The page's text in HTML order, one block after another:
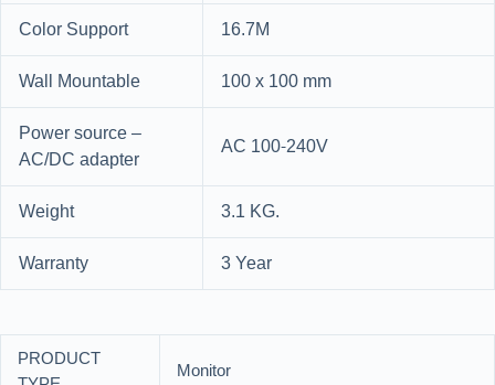
Color Support
16.7M
Wall Mountable
100 x 100 mm
Power source –
AC/DC adapter
AC 100-240V
Weight
3.1 KG.
Warranty
3 Year
PRODUCT
Monitor